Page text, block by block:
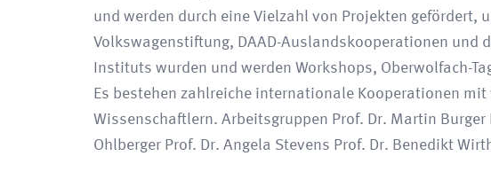
und werden durch eine Vielzahl von Projekten gefördert,
Volkswagenstiftung, DAAD-Auslandskooperationen und
Instituts wurden und werden Workshops, Oberwolfach-
Es bestehen zahlreiche internationale Kooperationen
Wissenschaftlern. Arbeitsgruppen Prof. Dr. Martin Burger
Ohlberger Prof. Dr. Angela Stevens Prof. Dr. Benedikt